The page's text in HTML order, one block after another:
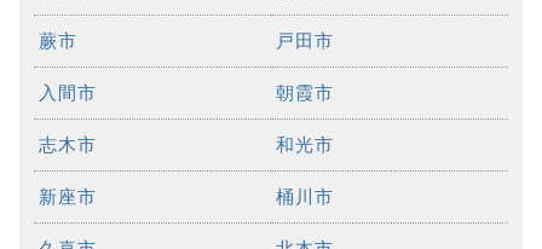
蕨市 戸田市
入間市 朝霞市
志木市 和光市
新座市 桶川市